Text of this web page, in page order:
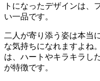
トになったデザインは、
い一品です。
二人が寄り添う姿は本当
な気持ちになれますよね
は、ハートやキラキラし
が特徴です。